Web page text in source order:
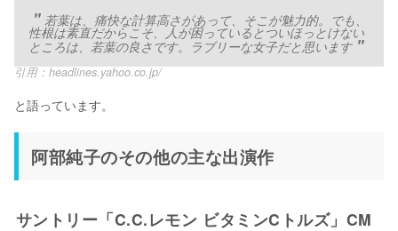
若葉は、痛快な計算高さがあって、そこが魅力的。でも、
性根は素直だからこそ、人が困っているとついほっとけない
ところは、若葉の良さです。ラブリーな女子だと思います
引用：headlines.yahoo.co.jp/
と語っています。
阿部純子のその他の主な出演作
サントリー「C.C.レモン ビタミンCトルズ」CM